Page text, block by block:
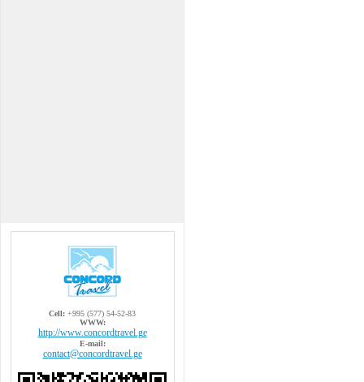
Cell: +995 (577) 54-52-83
WWW:
http://www.concordtravel.ge
E-mail:
contact@concordtravel.ge